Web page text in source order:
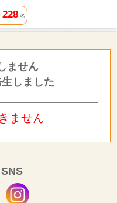
228名
ません
しました
ません